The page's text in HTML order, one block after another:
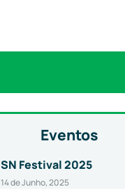
Eventos
SN Festival 2025
14 de Junho, 2025